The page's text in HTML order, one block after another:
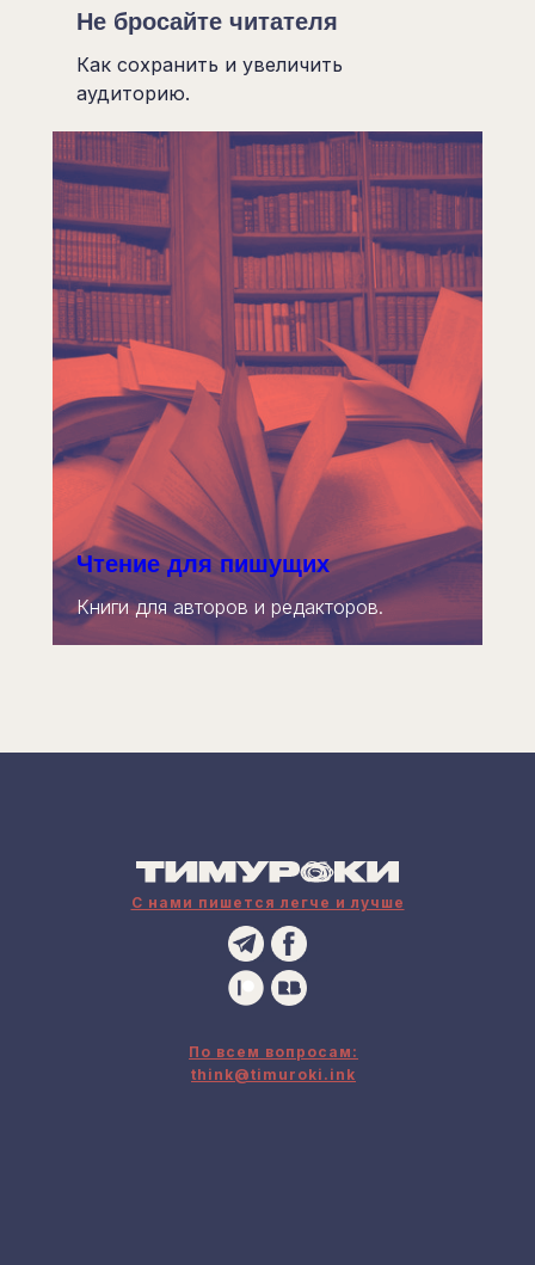
Не бросайте читателя
Как сохранить и увеличить
аудиторию.
Чтение для пишущих
Книги для авторов и редакторов.
С нами пишется легче и лучше
По всем вопросам:
think@timuroki.ink